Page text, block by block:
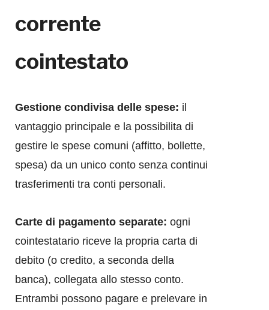
corrente
cointestato
Gestione condivisa delle spese: il
vantaggio principale e la possibilita di
gestire le spese comuni (affitto, bollette,
spesa) da un unico conto senza continui
trasferimenti tra conti personali.
Carte di pagamento separate: ogni
cointestatario riceve la propria carta di
debito (o credito, a seconda della
banca), collegata allo stesso conto.
Entrambi possono pagare e prelevare in